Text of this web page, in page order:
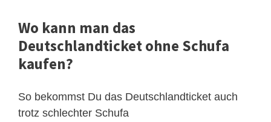
Wo kann man das
Deutschlandticket ohne Schufa
kaufen?
So bekommst Du das Deutschlandticket auch
trotz schlechter Schufa